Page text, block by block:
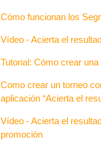
Cómo funcionan los
Vídeo - Acierta el
Tutorial: Cómo crear
Como crear un torneo
aplicación “Acierta el
Vídeo - Acierta el
promoción